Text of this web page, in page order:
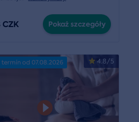
CZK Pokaż szczegóły
4.8/5
termín od 07.08.2026